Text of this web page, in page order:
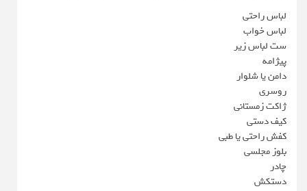
لباس راحتی
لباس خواب
ست لباس زیر
پیژامه
دامن یا شلوار
روسری
ژاکت زمستانی
کیف دستی
کفش راحتی یا طبی
بلوز مجلسی
چادر
دستکش